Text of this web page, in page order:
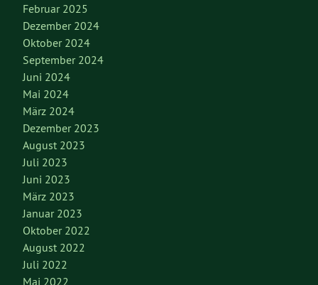
Februar 2025
Dezember 2024
Oktober 2024
September 2024
Juni 2024
Mai 2024
März 2024
Dezember 2023
August 2023
Juli 2023
Juni 2023
März 2023
Januar 2023
Oktober 2022
August 2022
Juli 2022
Mai 2022